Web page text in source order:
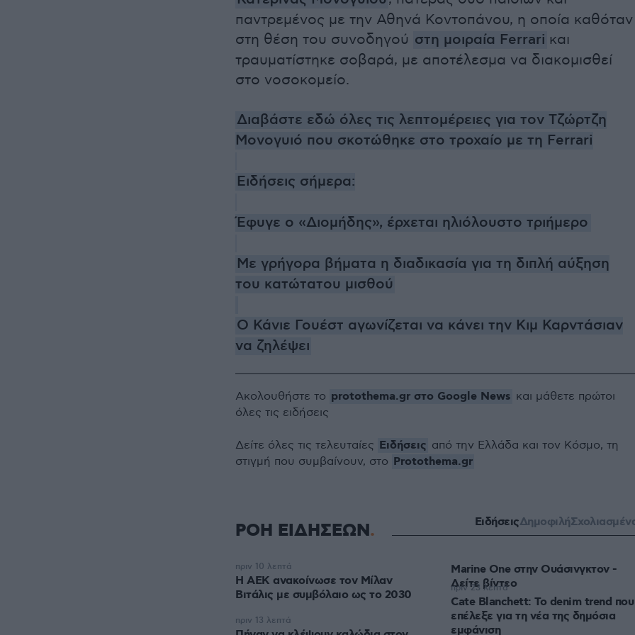
παντρεμένος με την Αθηνά Κοντοπάνου, η οποία καθόταν
στη θέση του συνοδηγού στη μοιραία Ferrari και
τραυματίστηκε σοβαρά, με αποτέλεσμα να διακομισθεί
στο νοσοκομείο.
Διαβάστε εδώ όλες τις λεπτομέρειες για τον Τζώρτζη
Μονογυιό που σκοτώθηκε στο τροχαίο με τη Ferrari
Ειδήσεις σήμερα:
Έφυγε ο «Διομήδης», έρχεται ηλιόλουστο τριήμερο
Με γρήγορα βήματα η διαδικασία για τη διπλή αύξηση
του κατώτατου μισθού
Ο Κάνιε Γουέστ αγωνίζεται να κάνει την Κιμ Καρντάσιαν
να ζηλέψει
Ακολουθήστε το protothema.gr στο Google News και μάθετε πρώτοι
όλες τις ειδήσεις
Δείτε όλες τις τελευταίες Ειδήσεις από την Ελλάδα και τον Κόσμο, τη
στιγμή που συμβαίνουν, στο Protothema.gr
ΡΟΗ ΕΙΔΗΣΕΩΝ ΕιδήσειςΔημοφιλή
H ΑΕΚ ανακοίνωσε τον Μίλαν
Βιτάλις με συμβόλαιο ως το 2030
πριν 10 λεπτά
πριν 13 λεπτά
Marine One στην Ουάσινγκτον -
Δείτε βίντεο
Cate Blanchett: Το denim trend που
επέλεξε για τη νέα της δημόσια
εμφάνιση
πριν 23 λεπτά